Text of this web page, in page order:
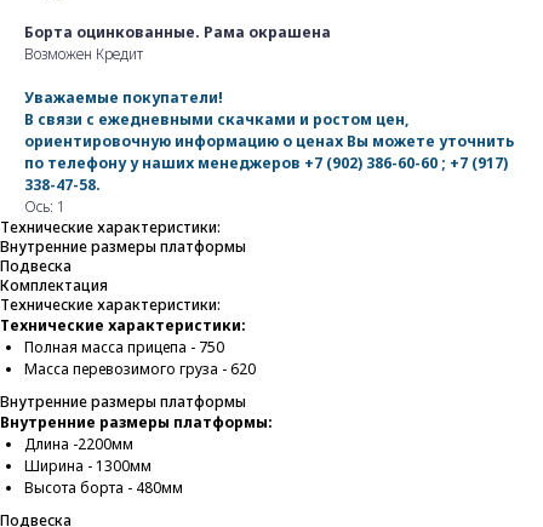
Борта оцинкованные. Рама окрашена
Возможен Кредит
Уважаемые покупатели!
В связи с ежедневными скачками и ростом цен,
ориентировочную информацию о ценах Вы можете уточнить
по телефону у наших менеджеров +7 (902) 386-60-60 ; +7 (917)
338-47-58.
Ось: 1
Технические характеристики:
Внутренние размеры платформы
Подвеска
Комплектация
Технические характеристики:
Технические характеристики:
Полная масса прицепа - 750
Масса перевозимого груза - 620
Внутренние размеры платформы
Внутренние размеры платформы:
Длина -2200мм
Ширина - 1300мм
Высота борта - 480мм
Подвеска